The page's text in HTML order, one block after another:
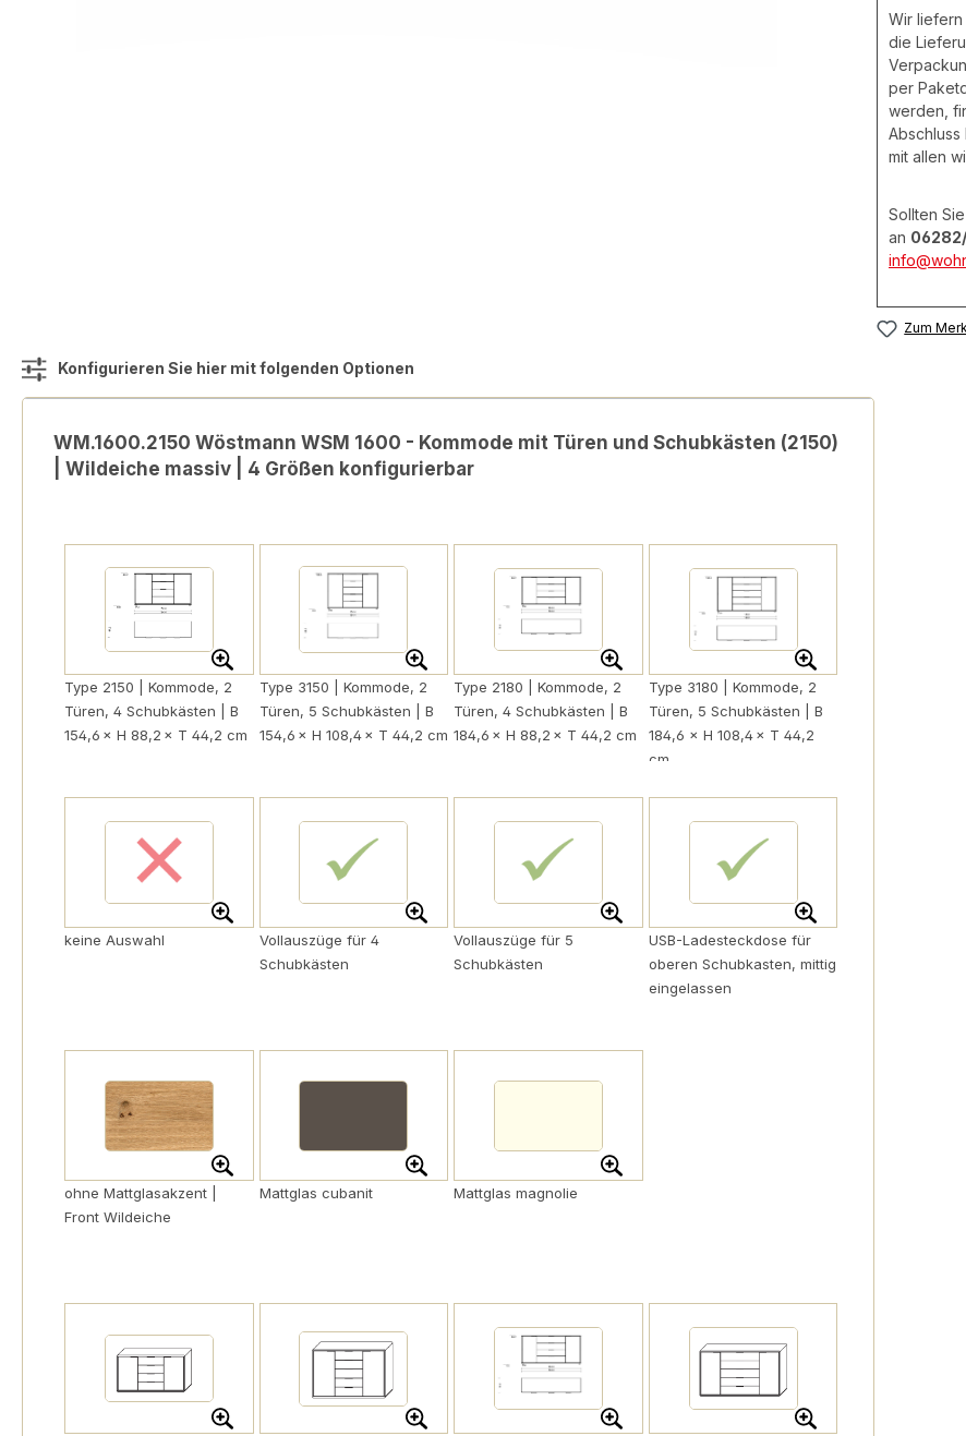
Wir
die
per
werden,
mit allen
Sollten
an
Zum
Konfigurieren Sie hier mit folgenden Optionen
WM.1600.2150 Wöstmann WSM 1600 - Kommode mit Türen und Schubkästen (2150)
| Wildeiche massiv | 4 Größen konfigurierbar
Type 2150 | Kommode, 2
Türen, 4 Schubkästen | B
154,6 × H 88,2 × T 44,2 cm
Type 3150 | Kommode, 2
Türen, 5 Schubkästen | B
154,6 × H 108,4 × T 44,2 cm
Type 2180 | Kommode, 2
Türen, 4 Schubkästen | B
184,6 × H 88,2 × T 44,2 cm
Type 3180 | Kommode, 2
Türen, 5 Schubkästen | B
184,6 × H 108,4 × T 44,2
cm
keine Auswahl
Vollauszüge für 4
Schubkästen
Vollauszüge für 5
Schubkästen
USB-Ladesteckdose für
oberen Schubkasten, mittig
eingelassen
ohne Mattglasakzent |
Front Wildeiche
Mattglas cubanit Mattglas magnolie